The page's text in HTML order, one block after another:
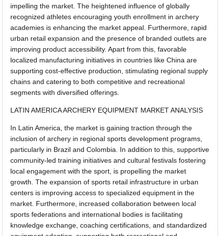
impelling the market. The heightened influence of globally
recognized athletes encouraging youth enrollment in archery
academies is enhancing the market appeal. Furthermore, rapid
urban retail expansion and the presence of branded outlets are
improving product accessibility. Apart from this, favorable
localized manufacturing initiatives in countries like China are
supporting cost-effective production, stimulating regional supply
chains and catering to both competitive and recreational
segments with diversified offerings.
LATIN AMERICA ARCHERY EQUIPMENT MARKET ANALYSIS
In Latin America, the market is gaining traction through the
inclusion of archery in regional sports development programs,
particularly in Brazil and Colombia. In addition to this, supportive
community-led training initiatives and cultural festivals fostering
local engagement with the sport, is propelling the market
growth. The expansion of sports retail infrastructure in urban
centers is improving access to specialized equipment in the
market. Furthermore, increased collaboration between local
sports federations and international bodies is facilitating
knowledge exchange, coaching certifications, and standardized